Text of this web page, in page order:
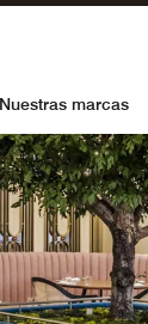
Nuestras marcas